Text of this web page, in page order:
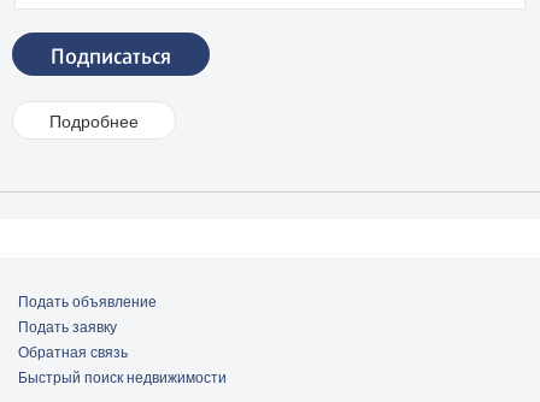
Цена, в руб.
Подробнее
Подать объявление
Подать заявку
Обратная связь
Быстрый поиск недвижимости